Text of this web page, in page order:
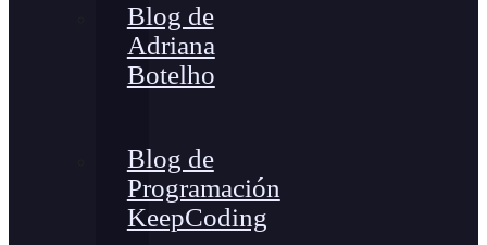
Blog de
Adriana
Botelho
Blog de
Programación
KeepCoding